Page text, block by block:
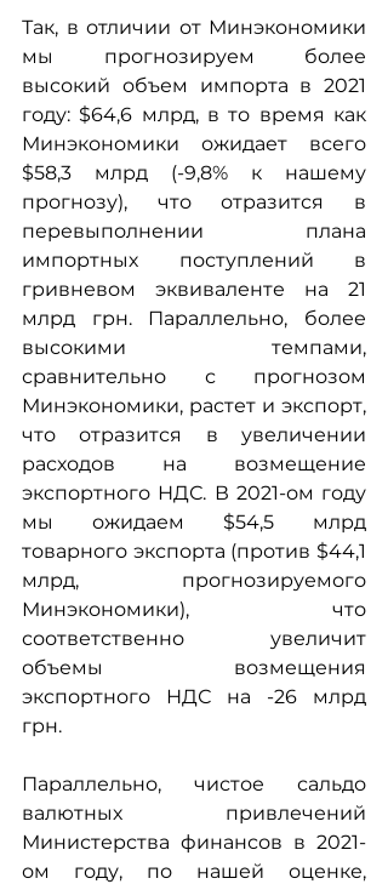
Так, в отличии от Минэкономики
мы прогнозируем более
высокий объем импорта в 2021
году: $64,6 млрд, в то время как
Минэкономики ожидает всего
$58,3 млрд (-9,8% к нашему
прогнозу), что отразится в
перевыполнении плана
импортных поступлений в
гривневом эквиваленте на 21
млрд грн. Параллельно, более
высокими темпами,
сравнительно с прогнозом
Минэкономики, растет и экспорт,
что отразится в увеличении
расходов на возмещение
экспортного НДС. В 2021-ом году
мы ожидаем $54,5 млрд
товарного экспорта (против $44,1
млрд, прогнозируемого
Минэкономики), что
соответственно увеличит
объемы возмещения
экспортного НДС на -26 млрд
грн.
Параллельно, чистое сальдо
валютных привлечений
Министерства финансов в 2021-
ом году, по нашей оценке,